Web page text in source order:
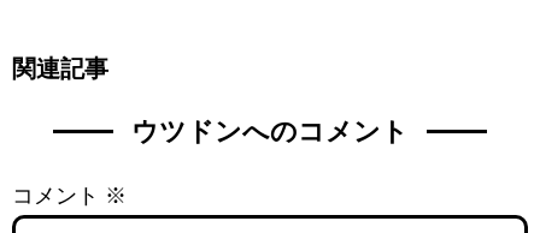
関連記事
ウツドンへのコメント
コメント ※